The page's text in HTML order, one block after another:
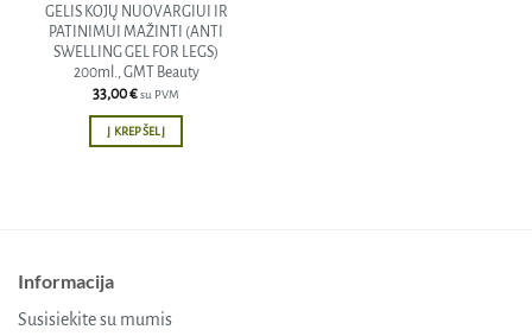
GELIS KOJŲ NUOVARGIUI IR
PATINIMUI MAŽINTI (ANTI
SWELLING GEL FOR LEGS)
200ml., GMT Beauty
33,00€su PVM
Į KREPŠELĮ
Informacija
Susisiekite su mumis